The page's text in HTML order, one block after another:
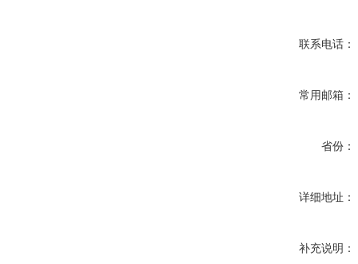
联系电话：
常用邮箱：
省份：
详细地址：
补充说明：